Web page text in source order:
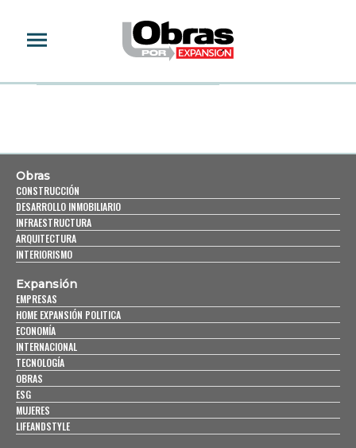
Obras
CONSTRUCCIÓN
DESARROLLO INMOBILIARIO
INFRAESTRUCTURA
ARQUITECTURA
INTERIORISMO
Expansión
EMPRESAS
HOME EXPANSIÓN POLITICA
ECONOMÍA
INTERNACIONAL
TECNOLOGÍA
OBRAS
ESG
MUJERES
LIFEANDSTYLE